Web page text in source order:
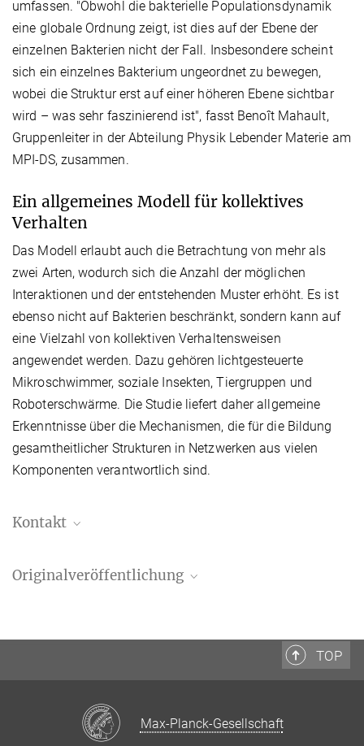
umfassen. "Obwohl die bakterielle Populationsdynamik
eine globale Ordnung zeigt, ist dies auf der Ebene der
einzelnen Bakterien nicht der Fall. Insbesondere scheint
sich ein einzelnes Bakterium ungeordnet zu bewegen,
wobei die Struktur erst auf einer höheren Ebene sichtbar
wird – was sehr faszinierend ist", fasst Benoît Mahault,
Gruppenleiter in der Abteilung Physik Lebender Materie am
MPI-DS, zusammen.
Ein allgemeines Modell für kollektives
Verhalten
Das Modell erlaubt auch die Betrachtung von mehr als
zwei Arten, wodurch sich die Anzahl der möglichen
Interaktionen und der entstehenden Muster erhöht. Es ist
ebenso nicht auf Bakterien beschränkt, sondern kann auf
eine Vielzahl von kollektiven Verhaltensweisen
angewendet werden. Dazu gehören lichtgesteuerte
Mikroschwimmer, soziale Insekten, Tiergruppen und
Roboterschwärme. Die Studie liefert daher allgemeine
Erkenntnisse über die Mechanismen, die für die Bildung
gesamtheitlicher Strukturen in Netzwerken aus vielen
Komponenten verantwortlich sind.
Kontakt
Pressereferent
Originalveröffentlichung
Dynamical Pattern Formation without Self-Attraction in Quorum-
Sensing Active Matter: The Interplay between Nonreciprocity
and Motility
Phys. Rev. Lett.131
DOI
TOP
Max-Planck-Gesellschaft